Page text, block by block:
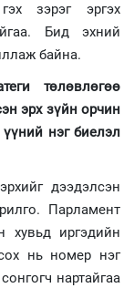
зэрэг эргэх
Бид эхний
байна.
төлөвлөгөө
эрх зүйн орчин
нэг биелэл
дээдэлсэн
Парламент
хувьд иргэдийн
нь номер нэг
нартайгаа